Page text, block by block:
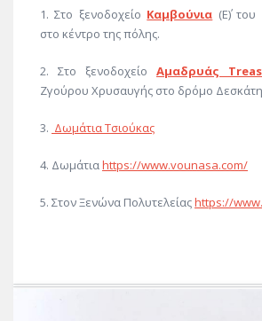
1. Στο ξενοδοχείο Καμβούνια (Ε΄)
στο κέντρο της πόλης.
2. Στο ξενοδοχείο Αμαδρυάς
Ζγούρου Χρυσαυγής στο δρόμο
3. Δωμάτια Τσιούκας
4. Δωμάτιαhttps://www.vounasa.com/
5. Στον Ξενώνα Πολυτελείαςhttps://